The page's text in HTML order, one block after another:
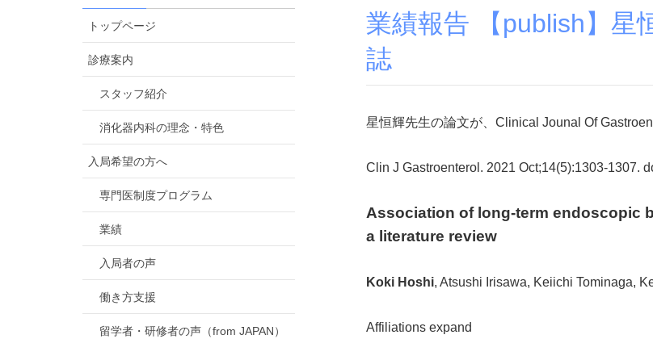
業績報告 【publish】星恒輝 先生 Clin J Gastroenterol
誌
星恒輝先生の論文が、Clinical Jounal Of
Clin J Gastroenterol. 2021 Oct;14(5):1303-1307.
Association of long-term endoscopic
a literature review
Koki Hoshi, Atsushi Irisawa, Keiichi Tominaga,
Affiliations expand
トップページ
診療案内
スタッフ紹介
消化器内科の理念・特色
入局希望の方へ
専門医制度プログラム
業績
入局者の声
働き方支援
留学者・研修者の声（from JAPAN）